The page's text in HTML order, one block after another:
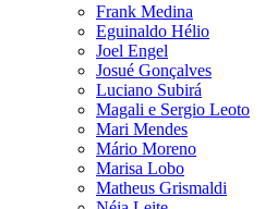
Frank Medina
Eguinaldo Hélio
Joel Engel
Josué Gonçalves
Luciano Subirá
Magali e Sergio Leoto
Mari Mendes
Mário Moreno
Marisa Lobo
Matheus Grismaldi